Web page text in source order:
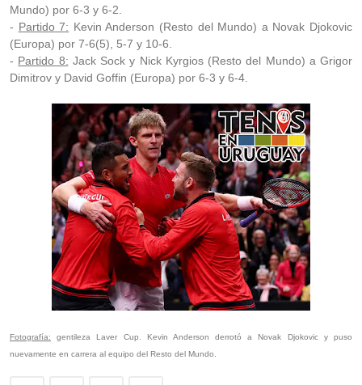
Mundo) por 6-3 y 6-2.
- Partido 7: Kevin Anderson (Resto del Mundo) a Novak Djokovic
(Europa) por 7-6(5), 5-7 y 10-6.
- Partido 8: Jack Sock y Nick Kyrgios (Resto del Mundo) a Grigor
Dimitrov y David Goffin (Europa) por 6-3 y 6-4.
Fotografía: gentileza Laver Cup. Kevin Anderson derrotó a Novak Djokovic y puso
nuevamente en carrera al equipo del Resto del Mundo.